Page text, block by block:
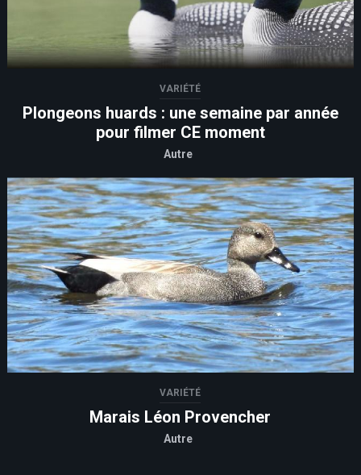
VARIÉTÉ
Plongeons huards : une semaine par année
pour filmer CE moment
Autre
VARIÉTÉ
Marais Léon Provencher
Autre